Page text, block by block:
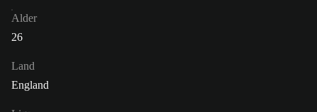
Alder
26
Land
England